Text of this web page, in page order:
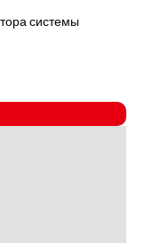
системы